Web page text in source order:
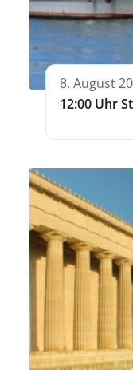
8. August
12:00 Uhr